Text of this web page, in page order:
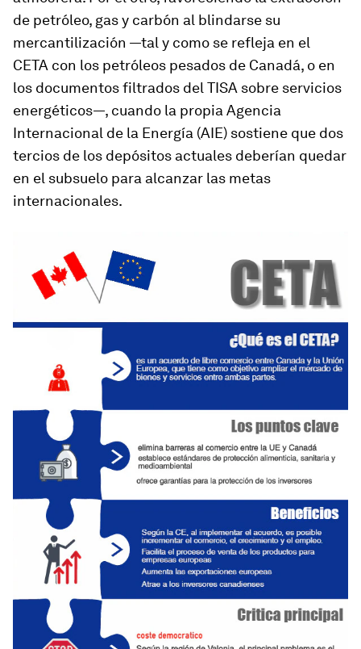
de petróleo, gas y carbón al blindarse su
mercantilización —tal y como se refleja en el
CETA con los petróleos pesados de Canadá, o en
los documentos filtrados del TISA sobre servicios
energéticos—, cuando la propia Agencia
Internacional de la Energía (AIE) sostiene que dos
tercios de los depósitos actuales deberían quedar
en el subsuelo para alcanzar las metas
internacionales.